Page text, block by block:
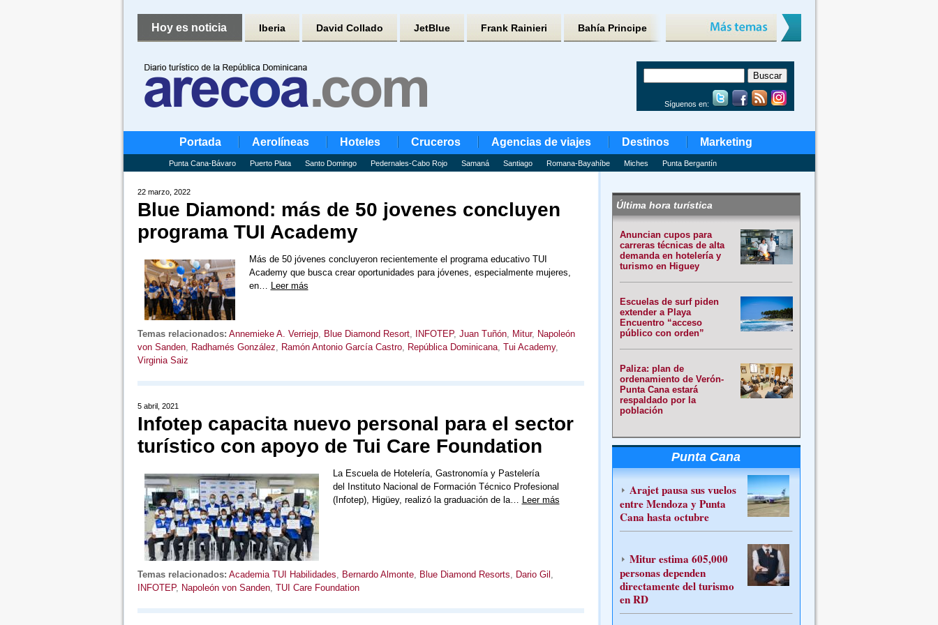
Hoy es noticia Iberia David Collado JetBlue Frank Rainieri Bahía Principe
Síguenos en:
Portada Aerolíneas Hoteles Cruceros Agencias de viajes Destinos Marketing
Punta Cana-Bávaro Puerto Plata Santo Domingo Pedernales-Cabo Rojo Samaná Santiago Romana-Bayahíbe Miches Punta Bergantín
22 marzo, 2022
Blue Diamond: más de 50 jovenes concluyen
programa TUI Academy
Más de 50 jóvenes concluyeron recientemente el programa educativo TUI
Academy que busca crear oportunidades para jóvenes, especialmente mujeres,
en… Leer más
Temas relacionados: Annemieke A. Verriejp, Blue Diamond Resort, INFOTEP, Juan Tuñón, Mitur, Napoleón
von Sanden, Radhamés González, Ramón Antonio García Castro, República Dominicana, Tui Academy,
Virginia Saiz
5 abril, 2021
Infotep capacita nuevo personal para el sector
turístico con apoyo de Tui Care Foundation
La Escuela de Hotelería, Gastronomía y Pastelería
del Instituto Nacional de Formación Técnico Profesional
(Infotep), Higüey, realizó la graduación de la… Leer más
Temas relacionados: Academia TUI Habilidades, Bernardo Almonte, Blue Diamond Resorts, Dario Gil ,
INFOTEP, Napoleón von Sanden, TUI Care Foundation
Última hora turística
Anuncian cupos para
carreras técnicas de alta
demanda en hotelería y
turismo en Higuey
Escuelas de surf piden
extender a Playa
Encuentro “acceso
público con orden”
Paliza: plan de
ordenamiento de Verón-
Punta Cana estará
respaldado por la
población
Punta Cana
Arajet pausa sus vuelos
entre Mendoza y Punta
Cana hasta octubre
Mitur estima 605,000
personas dependen
directamente del turismo
en RD